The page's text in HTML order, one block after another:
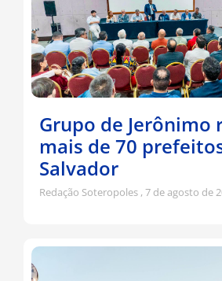
Grupo de Jerônimo
mais de 70
Salvador
Redação Soteropoles 7 de agosto de